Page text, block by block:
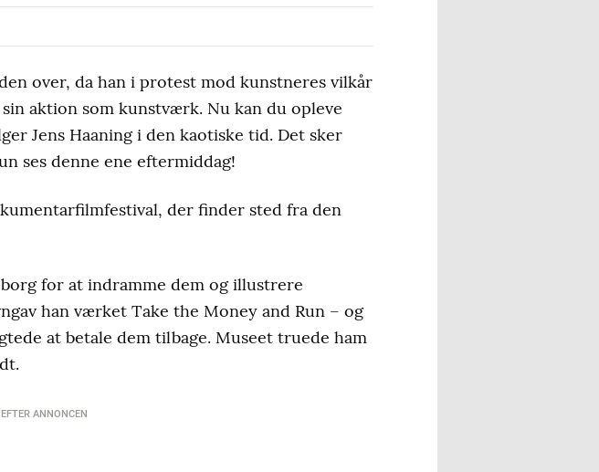
over, da han i protest mod kunstneres vilkår
aktion som kunstværk. Nu kan du opleve
Jens Haaning i den kaotiske tid. Det sker
ses denne ene eftermiddag!
der finder sted fra den
for at indramme dem og illustrere
han værket Take the Money and Run – og
at betale dem tilbage. Museet truede ham
ANNONCEN